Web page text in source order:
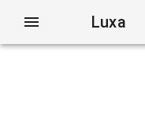
Luxa